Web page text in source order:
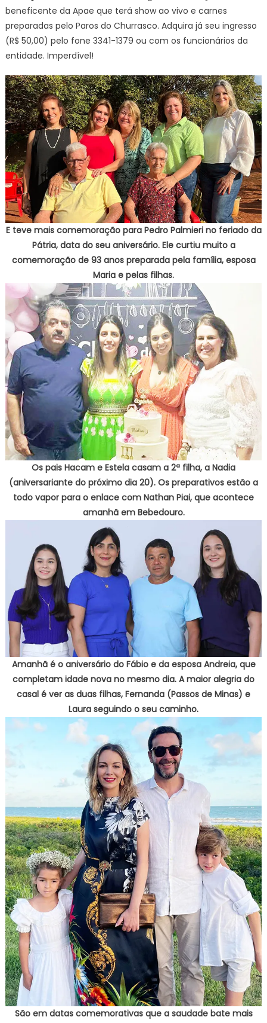
beneficente da Apae que terá show ao vivo e carnes
preparadas pelo Paros do Churrasco. Adquira já seu ingresso
(R$ 50,00) pelo fone 3341-1379 ou com os funcionários da
entidade. Imperdível!
E teve mais comemoração para Pedro Palmieri no feriado da
Pátria, data do seu aniversário. Ele curtiu muito a
comemoração de 93 anos preparada pela família, esposa
Maria e pelas filhas.
Os pais Hacam e Estela casam a 2ª filha, a Nadia
(aniversariante do próximo dia 20). Os preparativos estão a
todo vapor para o enlace com Nathan Piai, que acontece
amanhã em Bebedouro.
Amanhã é o aniversário do Fábio e da esposa Andreia, que
completam idade nova no mesmo dia. A maior alegria do
casal é ver as duas filhas, Fernanda (Passos de Minas) e
Laura seguindo o seu caminho.
São em datas comemorativas que a saudade bate mais